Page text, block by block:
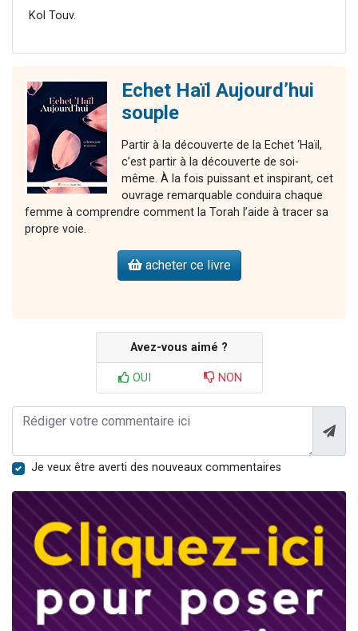
Kol Touv.
Echet Haïl Aujourd’hui
souple
Partir à la découverte de la Echet ‘Haïl,
c’est partir à la découverte de soi-
même. À la fois puissant et inspirant, cet
ouvrage remarquable conduira chaque
femme à comprendre comment la Torah l’aide à tracer sa
propre voie.
acheter ce livre
Avez-vous aimé ?
OUI NON
Je veux être averti des nouveaux commentaires